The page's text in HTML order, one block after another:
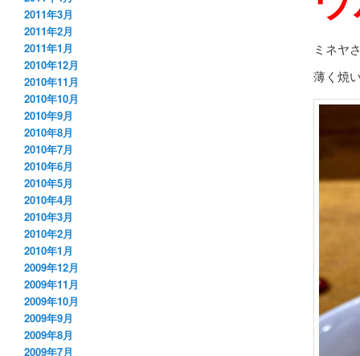
ミネヤ
薄く焼
2011年3月
2011年2月
2011年1月
2010年12月
2010年11月
2010年10月
2010年9月
2010年8月
2010年7月
2010年6月
2010年5月
2010年4月
2010年3月
2010年2月
2010年1月
2009年12月
2009年11月
2009年10月
2009年9月
2009年8月
2009年7月